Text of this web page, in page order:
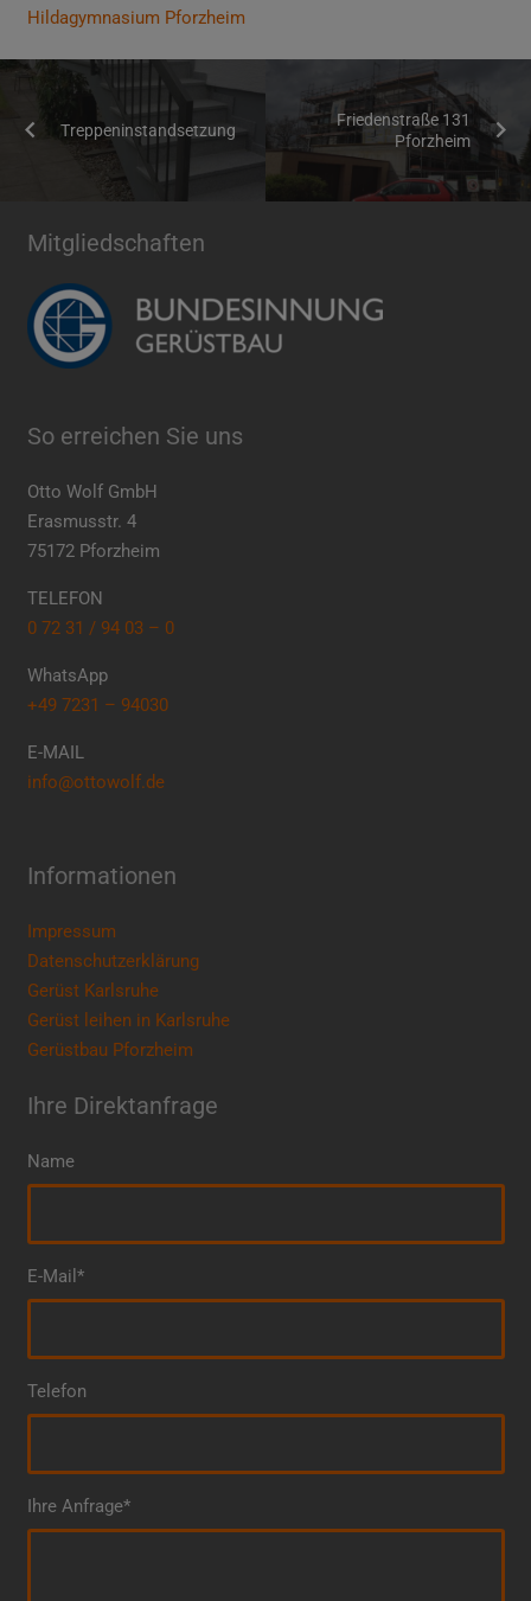
Hildagymnasium Pforzheim
Treppeninstandsetzung
Friedenstraße 131
Pforzheim
Mitgliedschaften
So erreichen Sie uns
Otto Wolf GmbH
Erasmusstr. 4
75172 Pforzheim
TELEFON
0 72 31 / 94 03 – 0
WhatsApp
+49 7231 – 94030
E-MAIL
info@ottowolf.de
Informationen
Impressum
Datenschutzerklärung
Gerüst Karlsruhe
Gerüst leihen in Karlsruhe
Gerüstbau Pforzheim
Ihre Direktanfrage
Name
E-Mail*
Telefon
Ihre Anfrage*